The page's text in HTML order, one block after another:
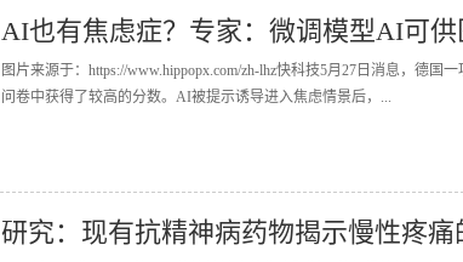
AI也有焦虑症？专家：微调模型AI可供
图片来源于：https://www.hippopx.com/zh-lhz快科技5月27日消息，德国
问卷中获得了较高的分数。AI被提示诱导进入焦虑情景后，...
研究：现有抗精神病药物揭示慢性疼痛